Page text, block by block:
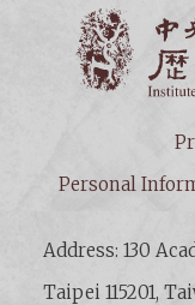
Personal
Address: 130
Taipei 115201,